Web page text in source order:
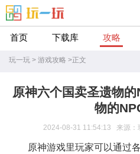
首页 下载库 攻略
玩一玩 > 游戏攻略 >正文
原神六个国卖圣遗物
物的
2024-08-31 11:54:13 来源：
原神游戏里玩家可以通过